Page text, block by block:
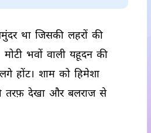
था जिसकी लहरों की
मोटी भवों वाली यहूदन की
लगे होंट। शाम को हिमेशा
तरफ़ देखा और बलराज से